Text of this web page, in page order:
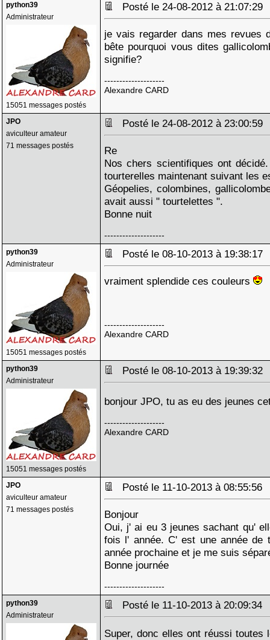
python39
Administrateur
15051 messages postés
Posté le 24-08-2012 à
je vais regarder dans mes revues
bête pourquoi vous dites
signifie?
--------------------
Alexandre CARD
JPO
aviculteur amateur
71 messages postés
Posté le 24-08-2012 à
Re
Nos chers scientifiques ont
tourterelles maintenant suivant les
Géopelies, colombines,
avait aussi " tourtelettes ".
Bonne nuit
--------------------
python39
Administrateur
15051 messages postés
Posté le 08-10-2013 à
vraiment splendide ces couleurs
--------------------
Alexandre CARD
python39
Administrateur
15051 messages postés
Posté le 08-10-2013 à
bonjour JPO, tu as eu des jeunes
--------------------
Alexandre CARD
JPO
aviculteur amateur
71 messages postés
Posté le 11-10-2013 à
Bonjour
Oui, j' ai eu 3 jeunes sachant qu'
fois l' année. C' est une année de
année prochaine et je me suis
Bonne journée
--------------------
python39
Administrateur
Posté le 11-10-2013 à
Super, donc elles ont réussi